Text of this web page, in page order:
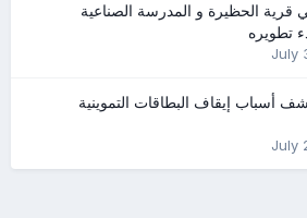
قرية الحظيرة و المدرسة الصناعية
تطويره
July
أسباب إيقاف البطاقات التموينية
July